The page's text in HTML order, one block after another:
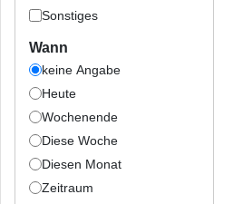
Sonstiges
Wann
keine Angabe
Heute
Wochenende
Diese Woche
Diesen Monat
Zeitraum